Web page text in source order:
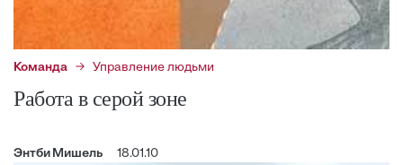
Команда Управление людьми
Работа в серой зоне
Энтби Мишель 18.01.10